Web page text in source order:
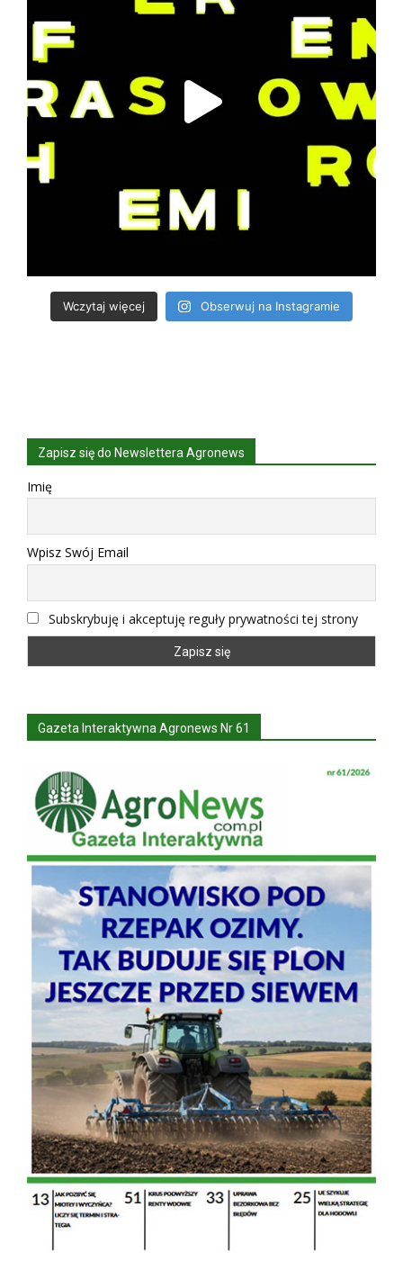
Wczytaj więcej Obserwuj na Instagramie
Zapisz się do Newslettera Agronews
Imię
Wpisz Swój Email
Subskrybuję i akceptuję reguły prywatności tej strony
Gazeta Interaktywna Agronews Nr 61